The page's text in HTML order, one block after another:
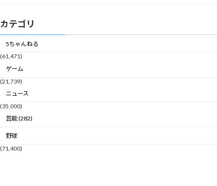
カテゴリ
5ちゃんねる
(61,471)
ゲーム
(21,739)
ニュース
(35,000)
芸能 (282)
野球
(71,400)